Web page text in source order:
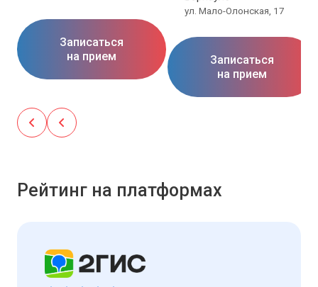
Записаться
на прием
ул. Мало-Олонская, 17
Записаться
на прием
Рейтинг на платформах